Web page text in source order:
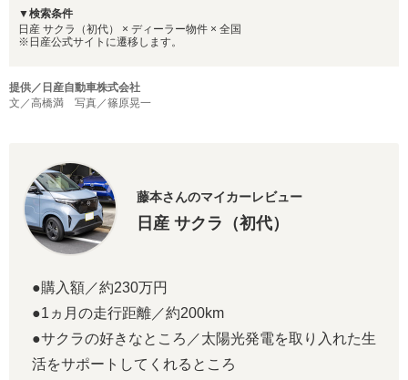
▼検索条件
日産 サクラ（初代） × ディーラー物件 × 全国
※日産公式サイトに遷移します。
提供／日産自動車株式会社
文／高橋満 写真／篠原晃一
藤本さんのマイカーレビュー
日産 サクラ（初代）
●購入額／約230万円
●1ヵ月の走行距離／約200km
●サクラの好きなところ／太陽光発電を取り入れた生
活をサポートしてくれるところ